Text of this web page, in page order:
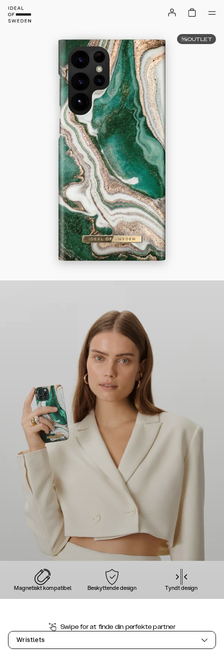
Magnetiskt kompatibel Beskyttende design Tyndt design
Swipe for at finde din perfekte partner
Wristlets
OUTLET